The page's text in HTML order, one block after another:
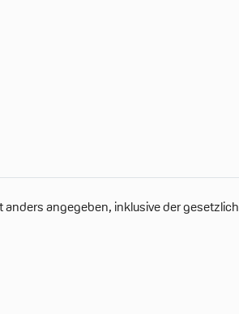
angegeben, inklusive der gesetzlich